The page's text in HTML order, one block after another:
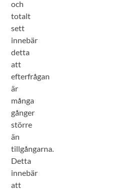
och
totalt
sett
innebär
detta
att
efterfrågan
är
många
gånger
större
än
tillgångarna.
Detta
innebär
att